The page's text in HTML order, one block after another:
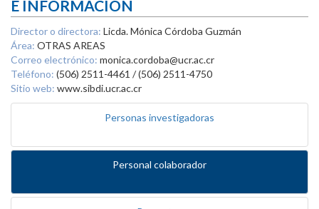
E INFORMACIÓN
Director o directora: Licda. Mónica Córdoba Guzmán
Área: OTRAS AREAS
Correo electrónico: monica.cordoba@ucr.ac.cr
Teléfono: (506) 2511-4461 / (506) 2511-4750
Sitio web: www.sibdi.ucr.ac.cr
Personas investigadoras
Personal colaborador